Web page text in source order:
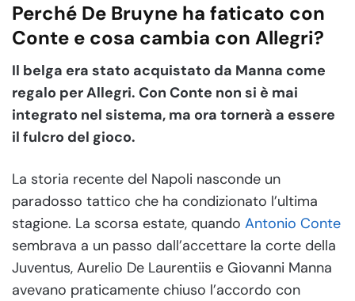
Perché De Bruyne ha faticato con
Conte e cosa cambia con Allegri?
Il belga era stato acquistato da Manna come
regalo per Allegri. Con Conte non si è mai
integrato nel sistema, ma ora tornerà a essere
il fulcro del gioco.
La storia recente del Napoli nasconde un
paradosso tattico che ha condizionato l’ultima
stagione. La scorsa estate, quando Antonio Conte
sembrava a un passo dall’accettare la corte della
Juventus, Aurelio De Laurentiis e Giovanni Manna
avevano praticamente chiuso l’accordo con